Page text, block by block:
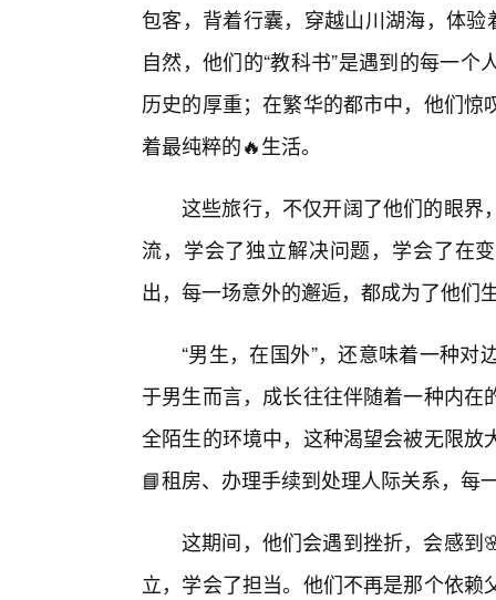
包客，背着行囊，穿越山川湖海，体
自然，他们的“教科书”是遇到的每一
历史的厚重；在繁华的都市中，他们
着最纯粹的🔥生活。
这些旅行，不仅开阔了他们的眼界
流，学会了独立解决问题，学会了在
出，每一场意外的邂逅，都成为了他们
“男生，在国外”，还意味着一种
于男生而言，成长往往伴随着一种内
全陌生的环境中，这种渴望会被无限
📘租房、办理手续到处理人际关系，每
这期间，他们会遇到挫折，会感到
立，学会了担当。他们不再是那个依